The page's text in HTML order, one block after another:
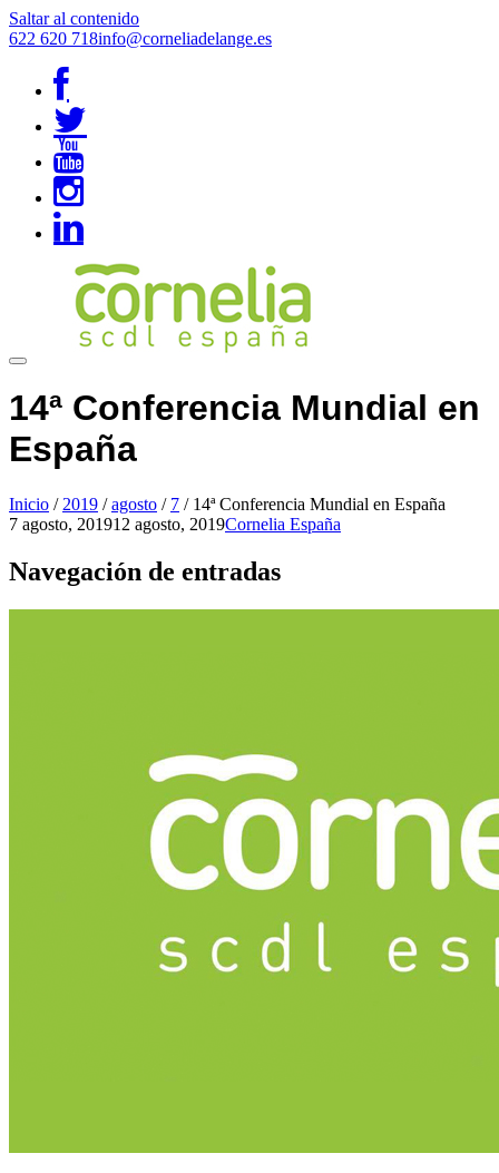
Saltar al contenido
622 620 718info@corneliadelange.es
14ª Conferencia Mundial en
España
Inicio / 2019 / agosto / 7 / 14ª Conferencia Mundial en España
7 agosto, 201912 agosto, 2019Cornelia España
Navegación de entradas